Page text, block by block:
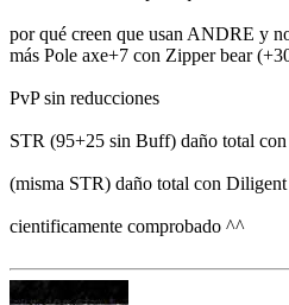
por qué creen que usan ANDRE y
más Pole axe+7 con Zipper bear
PvP sin reducciones
STR (95+25 sin Buff) daño total
(misma STR) daño total con
cientificamente comprobado ^^